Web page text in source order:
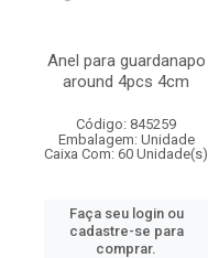
Anel para guardanapo
around 4pcs 4cm
Código: 845259
Embalagem: Unidade
Caixa Com: 60 Unidade(s)
Faça seu login ou
cadastre-se para
comprar.